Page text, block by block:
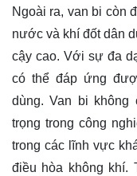
Ngoài ra, van bi còn
nước và khí đốt dân
cậy cao. Với sự đa
có thể đáp ứng
dùng. Van bi
trọng trong công
trong các lĩnh vực
điều hòa không khí.